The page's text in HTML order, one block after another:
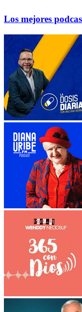
Los mejores